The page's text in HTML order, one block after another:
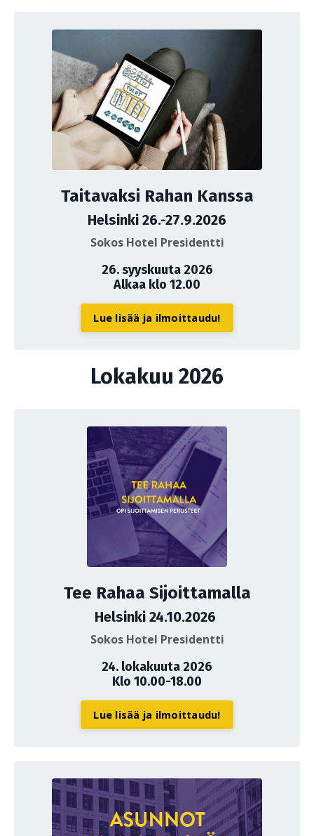
Taitavaksi Rahan Kanssa
Helsinki 26.-27.9.2026
Sokos Hotel Presidentti
26. syyskuuta 2026
Alkaa klo 12.00
Lue lisää ja ilmoittaudu!
Lokakuu 2026
Tee Rahaa Sijoittamalla
Helsinki 24.10.2026
Sokos Hotel Presidentti
24. lokakuuta 2026
Klo 10.00-18.00
Lue lisää ja ilmoittaudu!